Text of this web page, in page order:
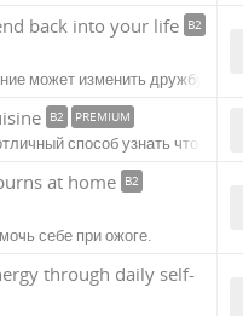
back into your life
B2
может изменить дружбу
B2 PREMIUM
способ узнать что-то
at home
B2
себе при ожоге.
through daily self-